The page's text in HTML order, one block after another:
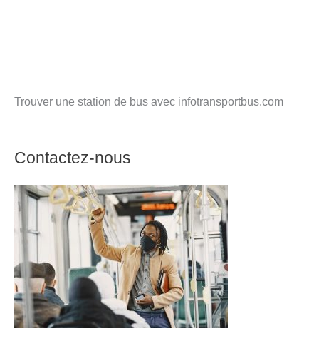
Trouver une station de bus avec infotransportbus.com
Contactez-nous